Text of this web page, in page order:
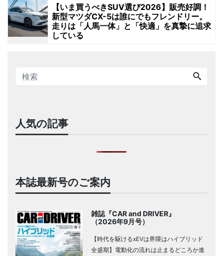
【いま買うべきSUV選び2026】販売好調！
新型マツダCX-5は誰にでもフレンドリー。
走りは「人馬一体」と「快適」を真摯に追求
している
人気の記事
本誌最新号のご案内
雑誌『CAR and DRIVER』
（2026年9月号）
【時代を駆けるxEVは界隈はハイブリッド
全盛期】電動化の流れは止まるどころか進